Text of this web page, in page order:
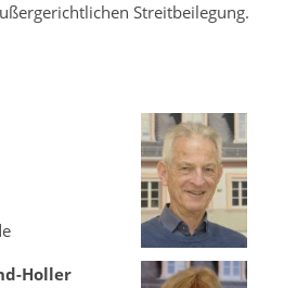
Streitbeilegung.
Holler